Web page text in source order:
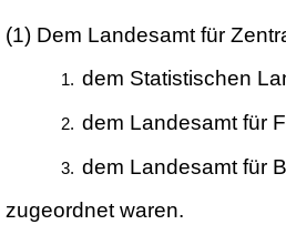
(1) Dem Landesamt für
dem Statistischen
dem Landesamt für
dem Landesamt für
zugeordnet waren.